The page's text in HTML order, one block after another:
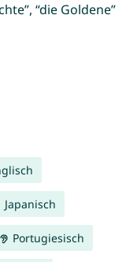
“die Goldene”
Japanisch
Portugiesisch